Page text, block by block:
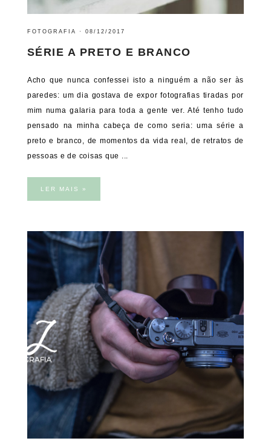
FOTOGRAFIA · 08/12/2017
SÉRIE A PRETO E BRANCO
Acho que nunca confessei isto a ninguém a não ser às
paredes: um dia gostava de expor fotografias tiradas por
mim numa galaria para toda a gente ver. Até tenho tudo
pensado na minha cabeça de como seria: uma série a
preto e branco, de momentos da vida real, de retratos de
pessoas e de coisas que ...
LER MAIS »